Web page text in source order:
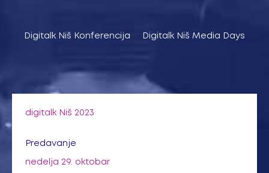
Digitalk Niš Konferencija Digitalk Niš Media Days
digitalk Niš 2023
Predavanje
nedelja 29. oktobar